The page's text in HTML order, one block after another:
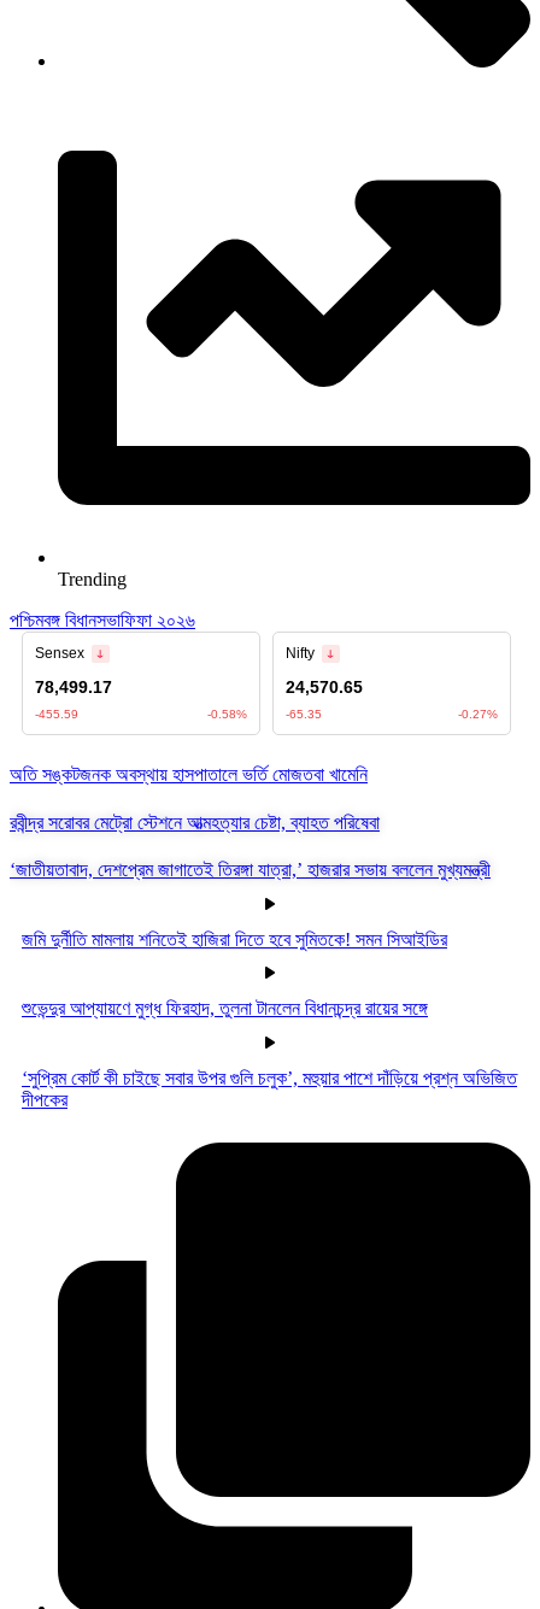
Trending
পশ্চিমবঙ্গ বিধানসভাফিফা ২০২৬
অতি সঙ্কটজনক অবস্থায় হাসপাতালে ভর্তি মোজতবা খামেনি
রবীন্দ্র সরোবর মেট্রো স্টেশনে আত্মহত্যার চেষ্টা, ব্যাহত পরিষেবা
‘জাতীয়তাবাদ, দেশপ্রেম জাগাতেই তিরঙ্গা যাত্রা,’ হাজরার সভায় বললেন মুখ্যমন্ত্রী
জমি দুর্নীতি মামলায় শনিতেই হাজিরা দিতে হবে সুমিতকে! সমন সিআইডির
শুভেন্দুর আপ্যায়ণে মুগ্ধ ফিরহাদ, তুলনা টানলেন বিধানচন্দ্র রায়ের সঙ্গে
‘সুপ্রিম কোর্ট কী চাইছে সবার উপর গুলি চলুক’, মহুয়ার পাশে দাঁড়িয়ে প্রশ্ন অভিজিত
দীপকের